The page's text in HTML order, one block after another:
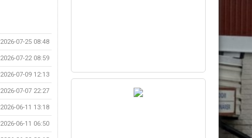
2026-07-25 08:48
2026-07-22 08:59
2026-07-09 12:13
2026-07-07 22:27
2026-06-11 13:18
2026-06-11 06:50